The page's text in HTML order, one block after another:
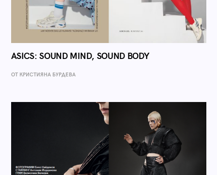
ASICS: SOUND MIND, SOUND BODY
ОТ КРИСТИЯНА БУРДЕВА